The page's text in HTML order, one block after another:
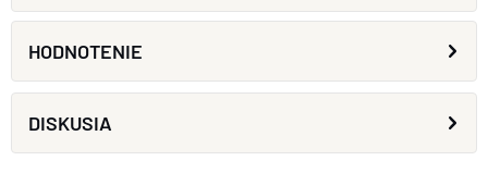
HODNOTENIE
DISKUSIA